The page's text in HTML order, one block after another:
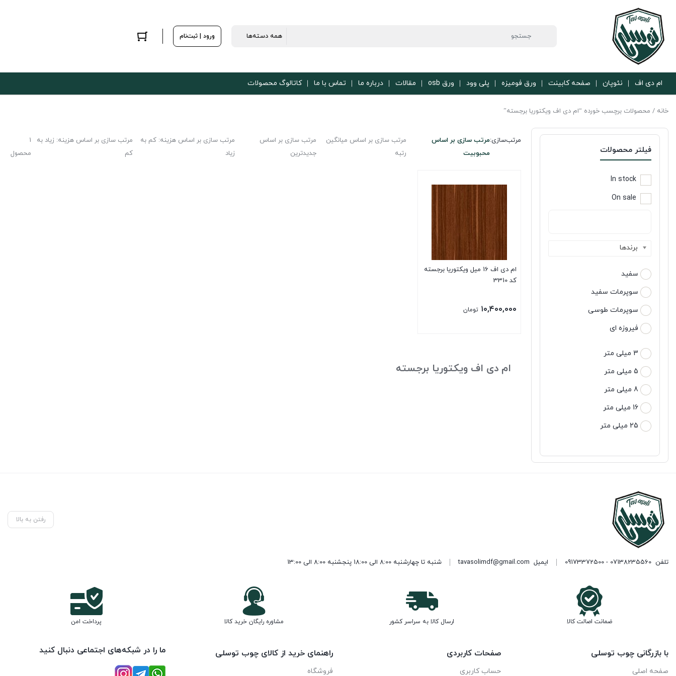
ورود | ثبت‌نام
ام دی اف نئوپان صفحه کابینت ورق فومیزه پلی وود ورق osb مقالات درباره ما تماس با ما کاتالوگ محصولات
خانه / محصولات برچسب خورده “ام دی اف ویکتوریا برجسته”
فیلتر محصولات
In stock
On sale
برندها
سفید
سوپرمات سفید
سوپرمات طوسی
فیروزه ای
3 میلی متر
5 میلی متر
8 میلی متر
16 میلی متر
25 میلی متر
1
محصول
مرتب‌سازی:مرتب سازی بر اساس
محبوبیت
مرتب سازی بر اساس میانگین
رتبه
مرتب سازی بر اساس
جدیدترین
مرتب سازی بر اساس هزینه: کم به
زیاد
مرتب سازی بر اساس هزینه: زیاد به
کم
ام دی اف 16 میل ویکتوریا برجسته
کد 3310
۱۰,۴۰۰,۰۰۰ تومان
ام دی اف ویکتوریا برجسته
رفتن به بالا
تلفن 07138235560 - 09173372500 ایمیل tavasolimdf@gmail.com شنبه تا چهارشنبه 8:00 الی 18:00 پنجشنبه 8:00 الی 13:00
ضمانت اصالت کالا ارسال کالا به سراسر کشور مشاوره رایگان خرید کالا پرداخت امن
با بازرگانی چوب توسلی
صفحه اصلی
صفحات کاربردی
حساب کاربری
راهنمای خرید از کالای چوب توسلی
فروشگاه
ما را در شبکه‌های اجتماعی دنبال کنید